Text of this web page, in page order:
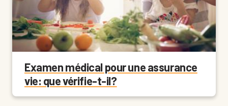
Examen médical pour une assurance
vie: que vérifie-t-il?